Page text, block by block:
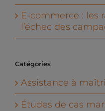
E-commerce : les
l’échec des
Catégories
Assistance à
Études de cas